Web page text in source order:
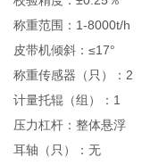
称重范围：1-8000t/h
皮带机倾斜：≤17°
称重传感器（只）：2
计量托辊（组）：1
压力杠杆：整体悬浮
耳轴（只）：无